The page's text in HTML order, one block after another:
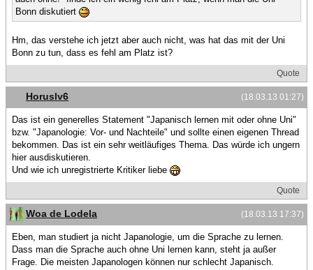
Bonn diskutiert
Hm, das verstehe ich jetzt aber auch nicht, was hat das mit der Uni
Bonn zu tun, dass es fehl am Platz ist?
Quote
(18.03.13 01:27)
Horuslv6
Das ist ein generelles Statement "Japanisch lernen mit oder ohne Uni"
bzw. "Japanologie: Vor- und Nachteile" und sollte einen eigenen Thread
bekommen. Das ist ein sehr weitläufiges Thema. Das würde ich ungern
hier ausdiskutieren.
Und wie ich unregistrierte Kritiker liebe
Quote
(18.03.13 17:37)
Woa de Lodela
Eben, man studiert ja nicht Japanologie, um die Sprache zu lernen.
Dass man die Sprache auch ohne Uni lernen kann, steht ja außer
Frage. Die meisten Japanologen können nur schlecht Japanisch.